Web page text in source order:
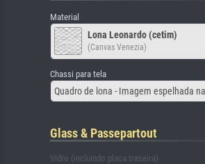
Material
Lona Leonardo (cetim)
(Canvas Venezia)
Chassi para tela
Quadro de lona - Imagem espelhada
Glass & Passepartout
Vidro (incluindo placa traseira)